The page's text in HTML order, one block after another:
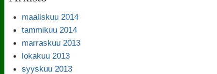
maaliskuu 2014
tammikuu 2014
marraskuu 2013
lokakuu 2013
syyskuu 2013